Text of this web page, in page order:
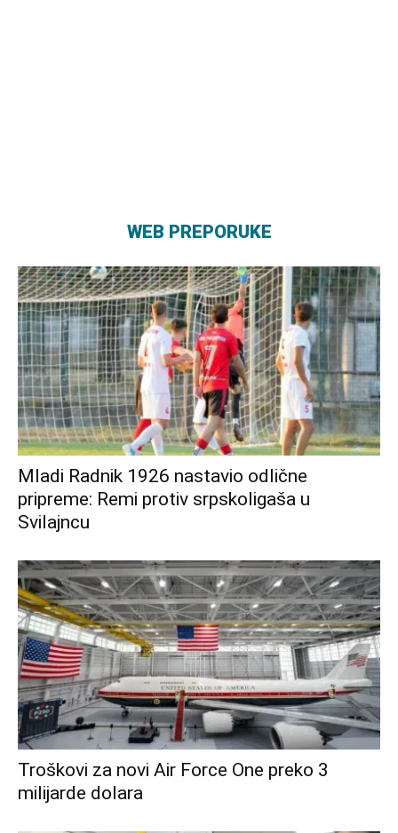
WEB PREPORUKE
Mladi Radnik 1926 nastavio odlične
pripreme: Remi protiv srpskoligaša u
Svilajncu
Troškovi za novi Air Force One preko 3
milijarde dolara